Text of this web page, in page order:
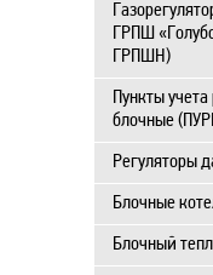
ГРПШ
ГРПШН)
Пункты
блочные
Регуляторы
Блочные
Блочный